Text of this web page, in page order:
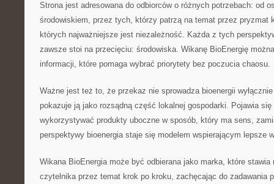
Strona jest adresowana do odbiorców o różnych potrzebach: od
środowiskiem, przez tych, którzy patrzą na temat przez pryzmat
których najważniejsze jest niezależność. Każda z tych
zawsze stoi na przecięciu: środowiska. Wikanę BioEnergię
informacji, które pomaga wybrać priorytety bez poczucia chaosu.
Ważne jest też to, że przekaz nie sprowadza bioenergii wyłącznie
pokazuje ją jako rozsądną część lokalnej gospodarki. Pojawia
wykorzystywać produkty uboczne w sposób, który ma sens,
perspektywy bioenergia staje się modelem wspierającym lepsze
Wikana BioEnergia może być odbierana jako marka, które
czytelnika przez temat krok po kroku, zachęcając do zadawania